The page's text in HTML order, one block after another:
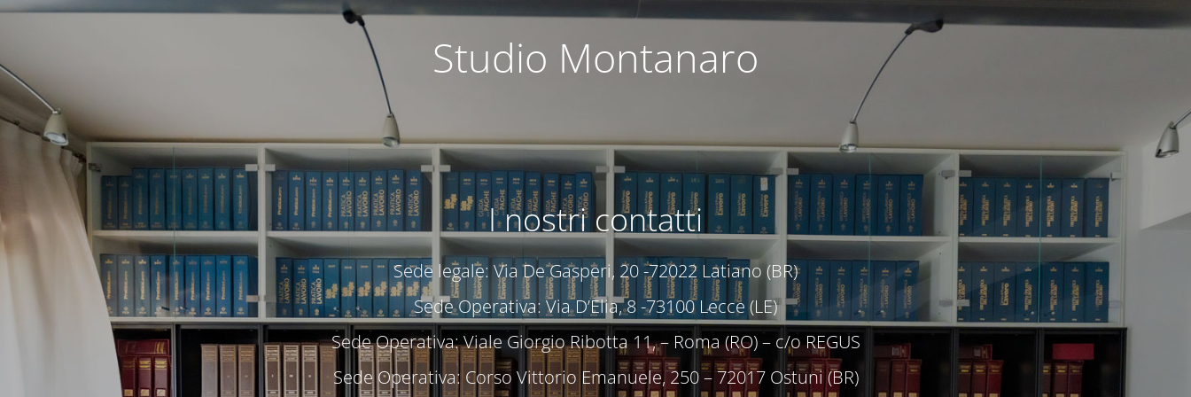
Studio Montanaro
I nostri contatti
Sede legale: Via De Gasperi, 20 -72022 Latiano (BR)
Sede Operativa: Via D’Elia, 8 -73100 Lecce (LE)
Sede Operativa: Viale Giorgio Ribotta 11, – Roma (RO) – c/o REGUS
Sede Operativa: Corso Vittorio Emanuele, 250 – 72017 Ostuni (BR)